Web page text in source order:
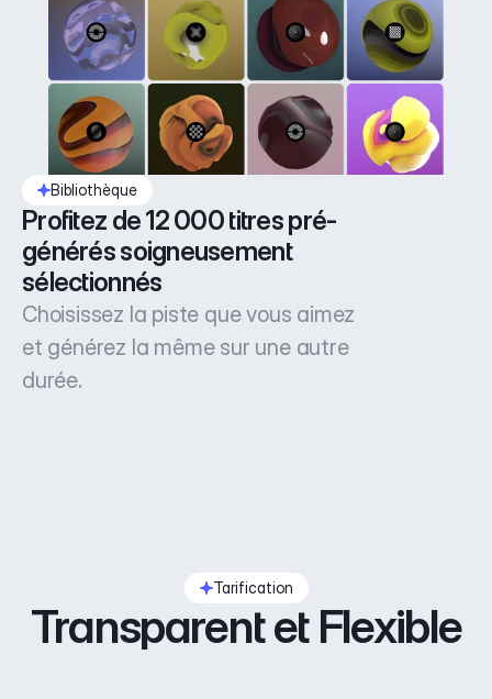
Bibliothèque
Profitez de 12 000 titres pré-
générés soigneusement
sélectionnés
Choisissez la piste que vous aimez
et générez la même sur une autre
durée.
Tarification
Transparent et Flexible